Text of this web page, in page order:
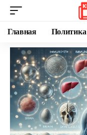
Главная Политика